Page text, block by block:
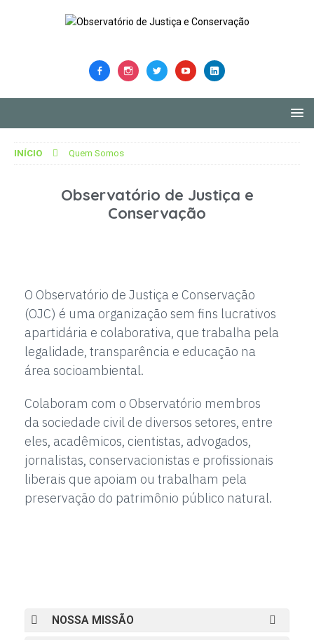
INÍCIO Quem Somos
Observatório de Justiça e
Conservação​
O Observatório de Justiça e Conservação
(OJC) é uma organização sem fins lucrativos
apartidária e colaborativa, que trabalha pela
legalidade, transparência e educação na
áreasocioambiental.
Colaboram com o Observatório membros
dasociedade civil de diversos setores, entre
eles, acadêmicos, cientistas, advogados,
jornalistas, conservacionistas e profissionais
liberais que apoiam ou trabalham pela
preservação do patrimônio público natural.
NOSSA MISSÃO